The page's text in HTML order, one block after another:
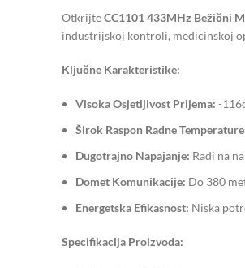
OtkrijteCC1101 433MHz Bežični
industrijskoj kontroli, medicinskoj
Ključne Karakteristike:
Visoka Osjetljivost Prijema: -
Širok Raspon Radne
Dugotrajno Napajanje: Radi na
Domet Komunikacije: Do 380
Energetska Efikasnost: Niska
Specifikacija Proizvoda: